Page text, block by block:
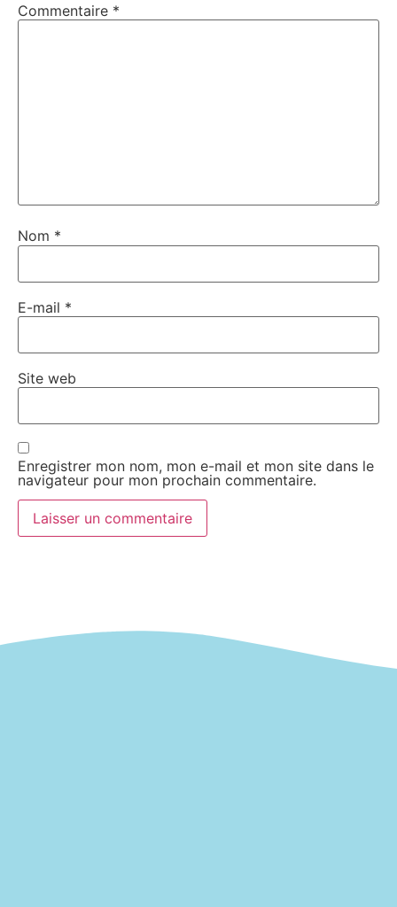
Commentaire *
Nom *
E-mail *
Site web
Enregistrer mon nom, mon e-mail et mon site dans le
navigateur pour mon prochain commentaire.